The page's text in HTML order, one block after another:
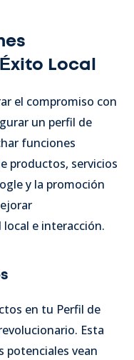
Local
el compromiso con
un perfil de
funciones
productos, servicios
y la promoción
e interacción.
en tu Perfil de
Esta
potenciales vean